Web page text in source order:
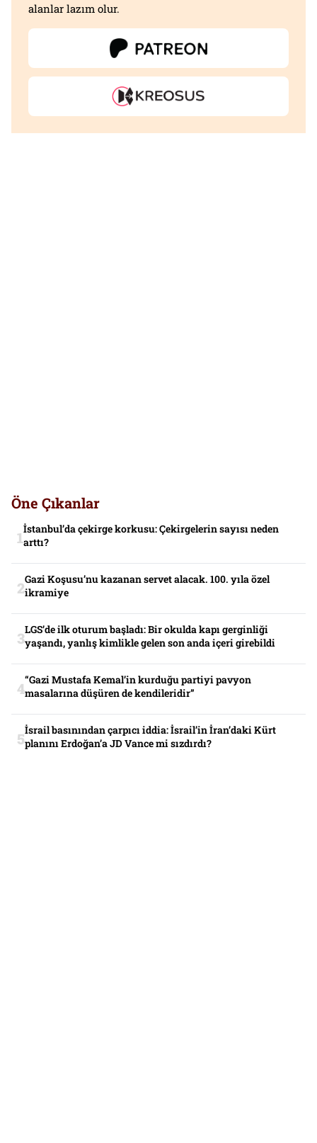
alanlar lazım olur.
Öne Çıkanlar
İstanbul’da çekirge korkusu: Çekirgelerin sayısı neden
arttı?
Gazi Koşusu’nu kazanan servet alacak. 100. yıla özel
ikramiye
LGS’de ilk oturum başladı: Bir okulda kapı gerginliği
yaşandı, yanlış kimlikle gelen son anda içeri girebildi
“Gazi Mustafa Kemal’in kurduğu partiyi pavyon
masalarına düşüren de kendileridir”
İsrail basınından çarpıcı iddia: İsrail’in İran’daki Kürt
planını Erdoğan’a JD Vance mi sızdırdı?